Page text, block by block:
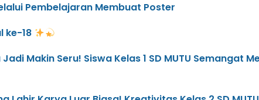
Pembelajaran Membuat Poster
ke-18
Makin Seru! Siswa Kelas 1 SD MUTU Semangat